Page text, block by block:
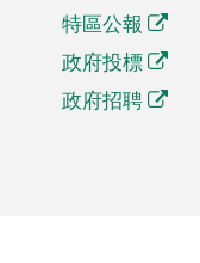
特區公報
政府投標
政府招聘